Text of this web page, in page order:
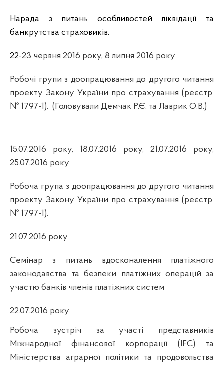
Нарада з питань особливостей ліквідації та
банкрутства страховиків.
22-23 червня 2016 року, 8 липня 2016 року
Робочі групи з доопрацювання до другого читання
проекту Закону України про страхування (реєстр.
№ 1797-1). (Головували Демчак Р.Є. та Лаврик О.В.)
15.07.2016 року, 18.07.2016 року, 21.07.2016 року,
25.07.2016 року
Робоча група з доопрацювання до другого читання
проекту Закону України про страхування (реєстр.
№ 1797-1).
21.07.2016 року
Семінар з питань вдосконалення платіжного
законодавства та безпеки платіжних операцій за
участю банків членів платіжних систем
22.07.2016 року
Робоча зустріч за участі представників
Міжнародної фінансової корпорації (IFC) та
Міністерства аграрної політики та продовольства